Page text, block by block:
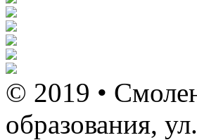
© 2019 •
образования,